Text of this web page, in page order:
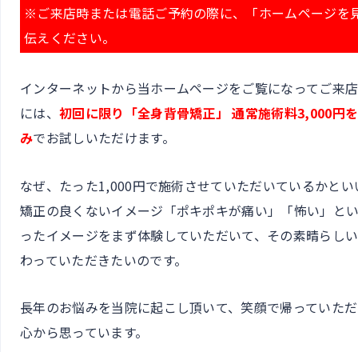
※ご来店時または電話ご予約の際に、「ホームページを
伝えください。
インターネットから当ホームページをご覧になってご来
には、 初回に限り「全身背骨矯正」 通常施術料3,000円
みでお試しいただけます。
なぜ、たった1,000円で施術させていただいているかとい
矯正の良くないイメージ「ポキポキが痛い」「怖い」と
ったイメージをまず体験していただいて、その素晴らし
わっていただきたいのです。
長年のお悩みを当院に起こし頂いて、笑顔で帰っていた
心から思っています。